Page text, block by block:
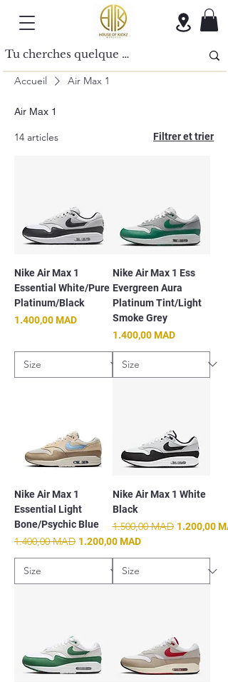
Accueil Air Max 1
Air Max 1
14 articles Filtrer et trier
Nike Air Max 1
Essential White/Pure
Platinum/Black
Prix
1.400,00 MAD
Nike Air Max 1 Ess
Evergreen Aura
Platinum Tint/Light
Smoke Grey
Prix
1.400,00 MAD
Nike Air Max 1
Essential Light
Bone/Psychic Blue
Prix original
1.400,00 MAD Prix promotionnel
1.200,00 MAD
Nike Air Max 1 White
Black
Prix original
1.500,00 MAD Prix
1.200,00